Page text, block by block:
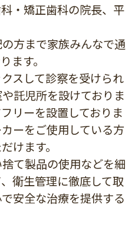
・矯正歯科の院長、平
方まで家族みんなで通
ます。
スして診察を受けられ
託児所を設けておりま
リーを設置しておりま
ーをご使用している方
けます。
て製品の使用などを細
衛生管理に徹底して取
安全な治療を提供する